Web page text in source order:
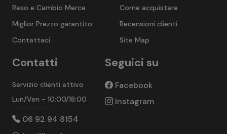
Come acquistare
Recensioni clienti
Site Map
Reso e Cambio Merce
Miglior Prezzo garantito
Contattaci
Contatti
Servizio clienti attivo
Lun/Ven - 10:00/18:00
06 92 94 8154
Seguici su
Facebook
Instagram